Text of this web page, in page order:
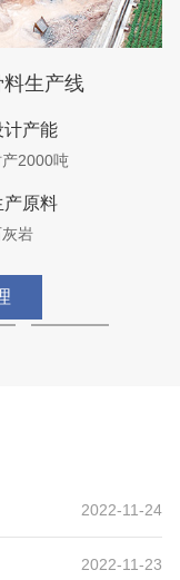
生产线
计产能
产2000吨
产原料
岩
2022-11-24
2022-11-23